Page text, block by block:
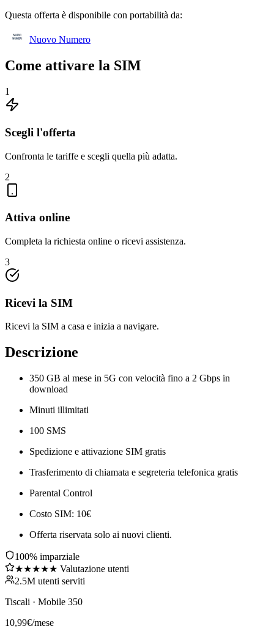
Questa offerta è disponibile con portabilità da:
Nuovo Numero
Come attivare la SIM
1
Scegli l'offerta
Confronta le tariffe e scegli quella più adatta.
2
Attiva online
Completa la richiesta online o ricevi assistenza.
3
Ricevi la SIM
Ricevi la SIM a casa e inizia a navigare.
Descrizione
350 GB al mese in 5G con velocità fino a 2 Gbps in
download
Minuti illimitati
100 SMS
Spedizione e attivazione SIM gratis
Trasferimento di chiamata e segreteria telefonica gratis
Parental Control
Costo SIM: 10€
Offerta riservata solo ai nuovi clienti.
100% imparziale
★★★★★ Valutazione utenti
2.5M utenti serviti
Tiscali · Mobile 350
10,99€/mese